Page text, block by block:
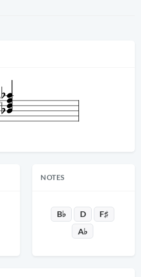
NOTES
B♭ D
F♯
A♭